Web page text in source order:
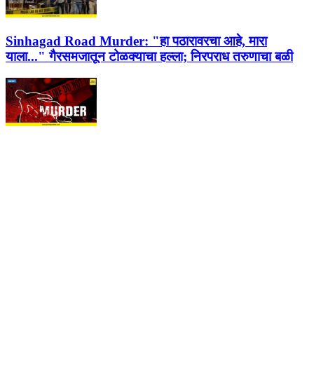
Sinhagad Road Murder: "हा पठारावरचा आहे, मारा
याला..." गैरसमजातून टोळक्याचा हल्ला; निरपराध तरुणाचा बळी